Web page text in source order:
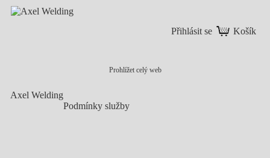
Košík
Přihlásit se
Prohlížet celý web
Axel Welding
Podmínky služby